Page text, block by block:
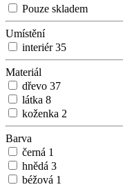
Pouze skladem
Umístění
interiér35
Materiál
dřevo 37
látka 8
koženka 2
Barva
černá 1
hnědá 3
béžová 1